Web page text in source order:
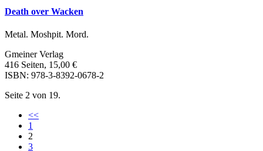
Death over Wacken
Metal. Moshpit. Mord.
Gmeiner Verlag
416 Seiten, 15,00 €
ISBN: 978-3-8392-0678-2
Seite 2 von 19.
<<
1
2
3